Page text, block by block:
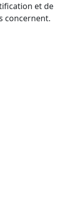
et de
concernent.